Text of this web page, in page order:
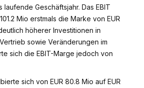
laufende Geschäftsjahr. Das EBIT
Mio erstmals die Marke von EUR
höherer Investitionen in
sowie Veränderungen im
sich die EBIT-Marge jedoch von
sich von EUR 80.8 Mio auf EUR